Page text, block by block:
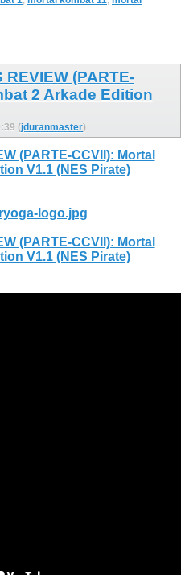
REVIEW (PARTE-
2 Arkade Edition
(jduranmaster)
(PARTE-CCVII): Mortal
V1.1 (NES Pirate)
logo.jpg
(PARTE-CCVII): Mortal
V1.1 (NES Pirate)